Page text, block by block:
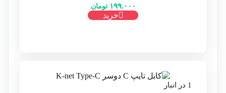
۱۹۹.۰۰۰ تومان
خرید
1 در انبار